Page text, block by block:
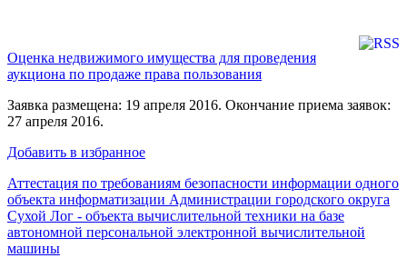
Оценка недвижимого имущества для проведения
аукциона по продаже права пользования
Заявка размещена: 19 апреля 2016. Окончание приема заявок:
27 апреля 2016.
Добавить в избранное
Аттестация по требованиям безопасности информации одного
объекта информатизации Администрации городского округа
Сухой Лог - объекта вычислительной техники на базе
автономной персональной электронной вычислительной
машины